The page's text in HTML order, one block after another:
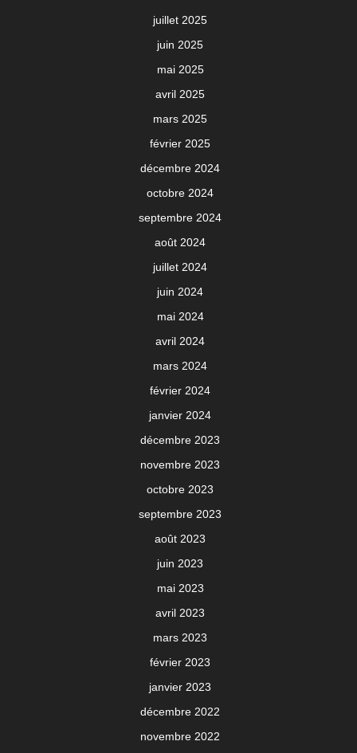
juillet 2025
juin 2025
mai 2025
avril 2025
mars 2025
février 2025
décembre 2024
octobre 2024
septembre 2024
août 2024
juillet 2024
juin 2024
mai 2024
avril 2024
mars 2024
février 2024
janvier 2024
décembre 2023
novembre 2023
octobre 2023
septembre 2023
août 2023
juin 2023
mai 2023
avril 2023
mars 2023
février 2023
janvier 2023
décembre 2022
novembre 2022